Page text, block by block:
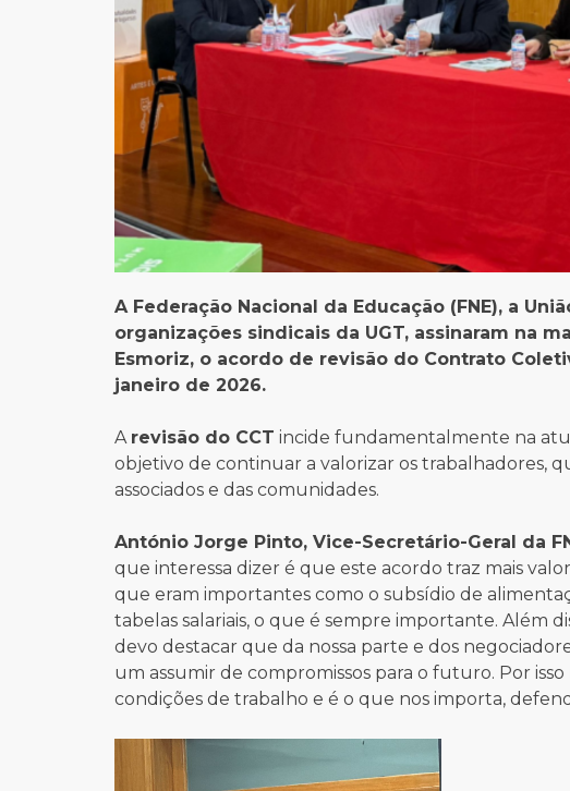
A Federação Nacional da Educação (FNE), a
organizações sindicais da UGT, assinaram na
Esmoriz, o acordo de revisão do Contrato
janeiro de 2026.
A revisão do CCT incide fundamentalmente na
objetivo de continuar a valorizar os trabalhadores,
associados e das comunidades.
António Jorge Pinto, Vice-Secretário-Geral da
que interessa dizer é que este acordo traz mais
que eram importantes como o subsídio de
tabelas salariais, o que é sempre importante. Além
devo destacar que da nossa parte e dos
um assumir de compromissos para o futuro. Por
condições de trabalho e é o que nos importa,